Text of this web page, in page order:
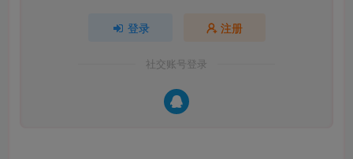
登录 注册
社交账号登录